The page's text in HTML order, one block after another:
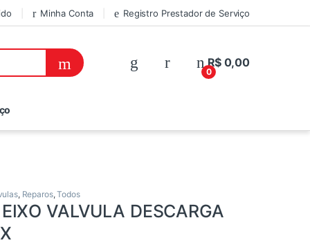
Minha Conta Registro Prestador de Serviço
0
R$0,00
, Reparos,Todos
VALVULA DESCARGA